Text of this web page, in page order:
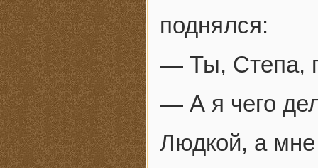
поднялся:
— Ты, Степа,
— А я чего
Людкой, а мне